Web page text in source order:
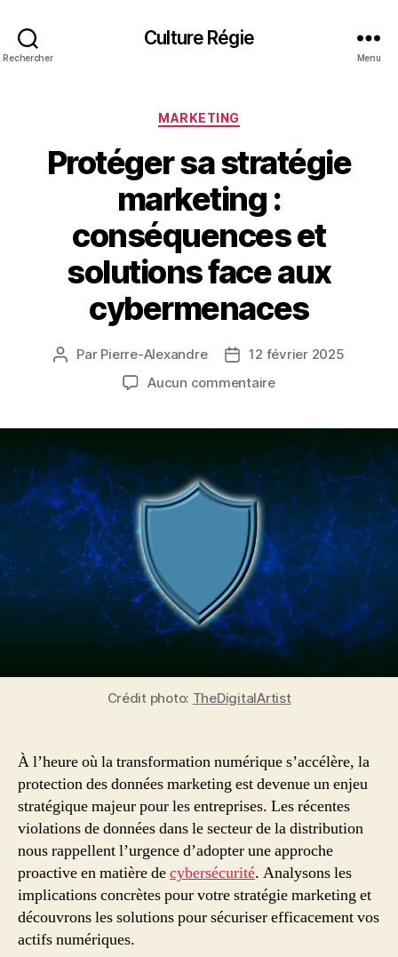
Rechercher
Culture Régie
Menu
Catégories
MARKETING
Protéger sa stratégie
marketing :
conséquences et
solutions face aux
cybermenaces
Auteur
Par Pierre-Alexandre
Date12 février 2025
Aucun commentairesur
marketing
:
conséquences
solutions
face
aux
cybermenaces
Crédit photo: TheDigitalArtist
À l’heure où la transformation numérique s’accélère, la
protection des données marketing est devenue un enjeu
stratégique majeur pour les entreprises. Les récentes
violations de données dans le secteur de la distribution
nous rappellent l’urgence d’adopter une approche
proactive en matière decybersécurité. Analysons les
implications concrètes pour votre stratégie marketing et
découvrons les solutions pour sécuriser efficacement vos
actifs numériques.